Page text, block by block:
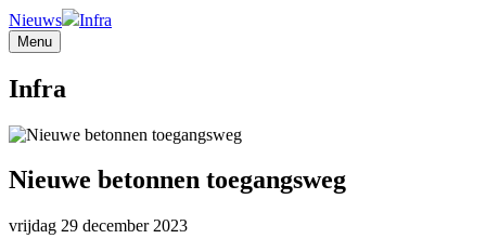
Nieuws Infra
Menu
Infra
Nieuwe betonnen toegangsweg
vrijdag 29 december 2023